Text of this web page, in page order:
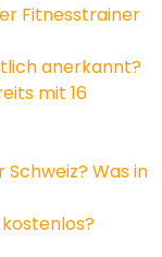
Fitnesstrainer
anerkannt?
mit 16
Was in